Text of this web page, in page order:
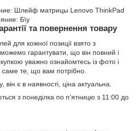
Шлейф матрицы Lenovo ThinkPad
Б\у
та повернення товару
для кожної позиції взято з
гарантувати, що він повний і
уважно ознайомтесь із фото і
те, що вам потрібно.
є в наявності, ціна актуальна.
з понеділка по п’ятницю з 11:00 до